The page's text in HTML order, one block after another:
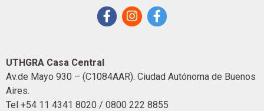
UTHGRA Casa Central
Av.de Mayo 930 – (C1084AAR). Ciudad Autónoma de Buenos
Aires.
Tel +54 11 4341 8020 / 0800 222 8855